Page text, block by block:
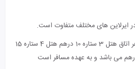
ایرلاین های مختلف متفاوت است.
توریست شارژ هر شب هر اتاق هتل 3 ستاره 10 درهم هتل 4 ستاره 15